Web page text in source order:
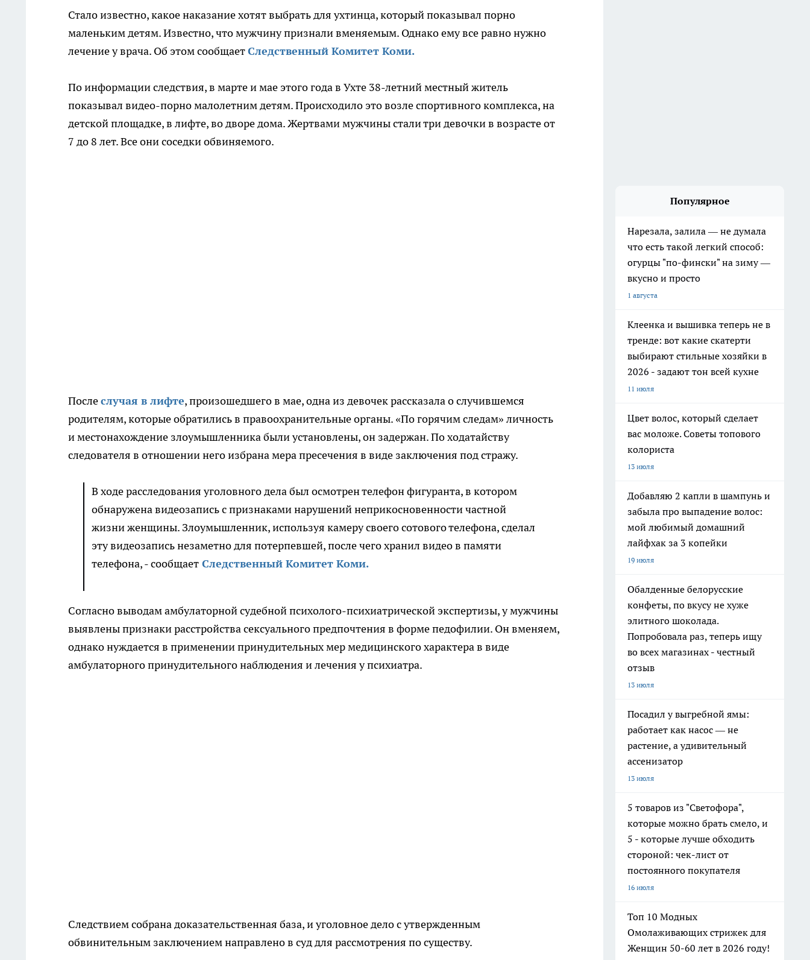
Стало известно, какое наказание хотят выбрать для ухтинца, который показывал порно
маленьким детям. Известно, что мужчину признали вменяемым. Однако ему все равно нужно
лечение у врача. Об этом сообщаетСледственный Комитет Коми.
По информации следствия, в марте и мае этого года в Ухте 38-летний местный житель
показывал видео-порно малолетним детям. Происходило это возле спортивного комплекса, на
детской площадке, в лифте, во дворе дома. Жертвами мужчины стали три девочки в возрасте от
7 до 8 лет. Все они соседки обвиняемого.
Послеслучая в лифте, произошедшего в мае, одна из девочек рассказала о случившемся
родителям, которые обратились в правоохранительные органы. «По горячим следам» личность
и местонахождение злоумышленника были установлены, он задержан. По ходатайству
следователя в отношении него избрана мера пресечения в виде заключения под стражу.
В ходе расследования уголовного дела был осмотрен телефон фигуранта, в котором
обнаружена видеозапись с признаками нарушений неприкосновенности частной
жизни женщины. Злоумышленник, используя камеру своего сотового телефона, сделал
эту видеозапись незаметно для потерпевшей, после чего хранил видео в памяти
телефона, - сообщает Следственный Комитет Коми.
Согласно выводам амбулаторной судебной психолого-психиатрической экспертизы, у мужчины
выявлены признаки расстройства сексуального предпочтения в форме педофилии. Он вменяем,
однако нуждается в применении принудительных мер медицинского характера в виде
амбулаторного принудительного наблюдения и лечения у психиатра.
Следствием собрана доказательственная база, и уголовное дело с утвержденным
обвинительным заключением направлено в суд для рассмотрения по существу.
Популярное
Нарезала, залила — не думала
что есть такой легкий способ:
огурцы "по-фински" на зиму —
вкусно и просто
1 августа
Клеенка и вышивка теперь не в
тренде: вот какие скатерти
выбирают стильные хозяйки в
2026 - задают тон всей кухне
11 июля
Цвет волос, который сделает
вас моложе. Советы топового
колориста
13 июля
Добавляю 2 капли в шампунь и
забыла про выпадение волос:
мой любимый домашний
лайфхак за 3 копейки
19 июля
Обалденные белорусские
конфеты, по вкусу не хуже
элитного шоколада.
Попробовала раз, теперь ищу
во всех магазинах - честный
отзыв
13 июля
Посадил у выгребной ямы:
работает как насос — не
растение, а удивительный
ассенизатор
13 июля
5 товаров из "Светофора",
которые можно брать смело, и
5 - которые лучше обходить
стороной: чек-лист от
постоянного покупателя
16 июля
Топ 10 Модных
Омолаживающих стрижек для
Женщин 50-60 лет в 2026 году!